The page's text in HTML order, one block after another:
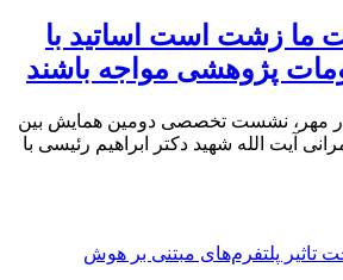
ما زشت است اساتید با
پژوهشی مواجه باشند
مهر، نشست تخصصی دومین همایش بین
آیت الله شهید دکتر ابراهیم رئیسی با